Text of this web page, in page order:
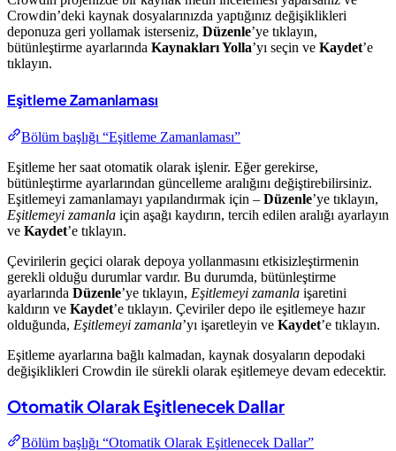
Crowdin’deki kaynak dosyalarınızda yaptığınız değişiklikleri
deponuza geri yollamak isterseniz, Düzenle’ye tıklayın,
bütünleştirme ayarlarında Kaynakları Yolla’yı seçin ve Kaydet’e
tıklayın.
Eşitleme Zamanlaması
Bölüm başlığı “Eşitleme Zamanlaması”
Eşitleme her saat otomatik olarak işlenir. Eğer gerekirse,
bütünleştirme ayarlarından güncelleme aralığını değiştirebilirsiniz.
Eşitlemeyi zamanlamayı yapılandırmak için – Düzenle’ye tıklayın,
Eşitlemeyi zamanla için aşağı kaydırın, tercih edilen aralığı ayarlayın
ve Kaydet’e tıklayın.
Çevirilerin geçici olarak depoya yollanmasını etkisizleştirmenin
gerekli olduğu durumlar vardır. Bu durumda, bütünleştirme
ayarlarında Düzenle’ye tıklayın, Eşitlemeyi zamanla işaretini
kaldırın ve Kaydet’e tıklayın. Çeviriler depo ile eşitlemeye hazır
olduğunda, Eşitlemeyi zamanla’yı işaretleyin ve Kaydet’e tıklayın.
Eşitleme ayarlarına bağlı kalmadan, kaynak dosyaların depodaki
değişiklikleri Crowdin ile sürekli olarak eşitlemeye devam edecektir.
Otomatik Olarak Eşitlenecek Dallar
Bölüm başlığı “Otomatik Olarak Eşitlenecek Dallar”